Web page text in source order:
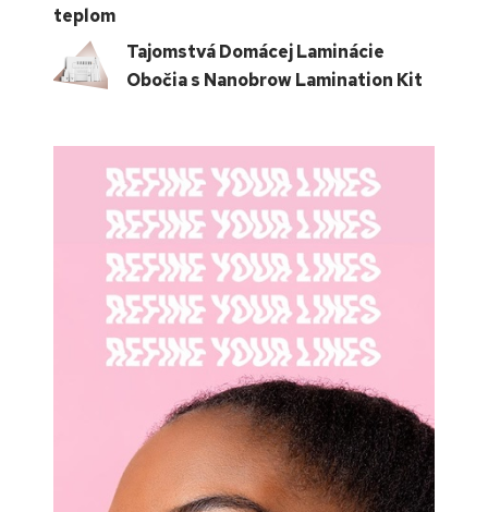
teplom
Tajomstvá Domácej Laminácie
Obočia s Nanobrow Lamination Kit